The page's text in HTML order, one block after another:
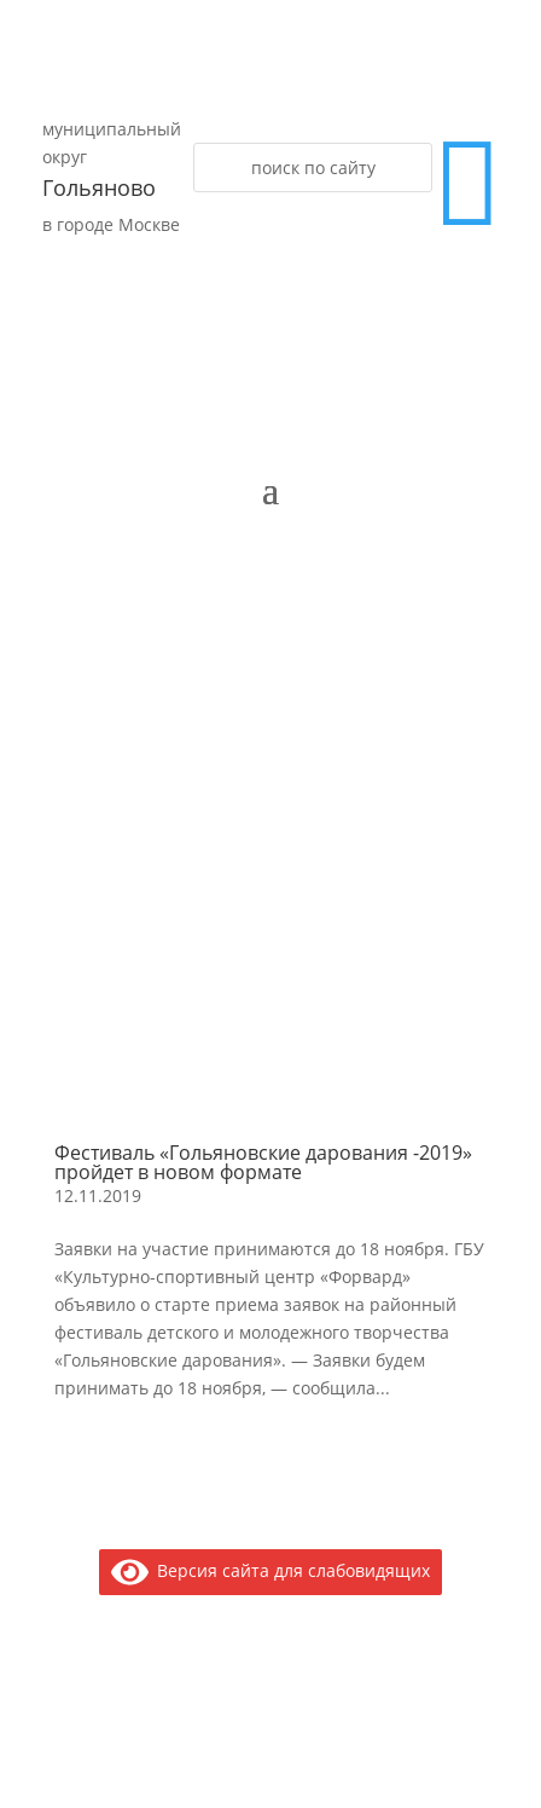
муниципальный
округ
Гольяново
в городе Москве 
Фестиваль «Гольяновские дарования -2019»
пройдет в новом формате
12.11.2019
Заявки на участие принимаются до 18 ноября. ГБУ
«Культурно-спортивный центр «Форвард»
объявило о старте приема заявок на районный
фестиваль детского и молодежного творчества
«Гольяновские дарования». — Заявки будем
принимать до 18 ноября, — сообщила...
Версия сайта для слабовидящих